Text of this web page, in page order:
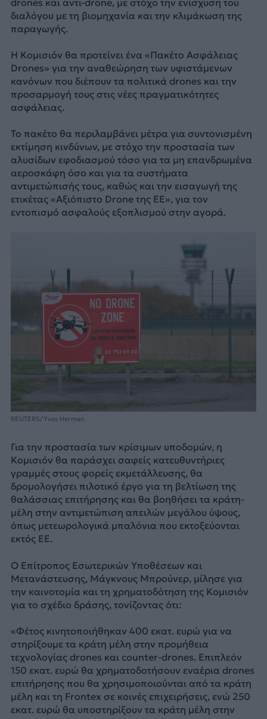
διαλόγου με τη βιομηχανία και την κλιμάκωση της
παραγωγής.
Η Κομισιόν θα προτείνει ένα «Πακέτο Ασφάλειας
Drones» για την αναθεώρηση των υφιστάμενων
κανόνων που διέπουν τα πολιτικά drones και την
προσαρμογή τους στις νέες πραγματικότητες
ασφάλειας.
Το πακέτο θα περιλαμβάνει μέτρα για συντονισμένη
εκτίμηση κινδύνων, με στόχο την προστασία των
αλυσίδων εφοδιασμού τόσο για τα μη επανδρωμένα
αεροσκάφη όσο και για τα συστήματα
αντιμετώπισής τους, καθώς και την εισαγωγή της
ετικέτας «Αξιόπιστο Drone της ΕΕ», για τον
εντοπισμό ασφαλούς εξοπλισμού στην αγορά.
REUTERS/Yves Herman
Για την προστασία των κρίσιμων υποδομών, η
Κομισιόν θα παράσχει σαφείς κατευθυντήριες
γραμμές στους φορείς εκμετάλλευσης, θα
δρομολογήσει πιλοτικό έργο για τη βελτίωση της
θαλάσσιας επιτήρησης και θα βοηθήσει τα κράτη-
μέλη στην αντιμετώπιση απειλών μεγάλου ύψους,
όπως μετεωρολογικά μπαλόνια που εκτοξεύονται
εκτός ΕΕ.
Ο Επίτροπος Εσωτερικών Υποθέσεων και
Μετανάστευσης, Μάγκνους Μπρούνερ, μίλησε για
την καινοτομία και τη χρηματοδότηση της Κομισιόν
για το σχέδιο δράσης, τονίζοντας ότι:
«Φέτος κινητοποιήθηκαν 400 εκατ. ευρώ για να
στηρίξουμε τα κράτη μέλη στην προμήθεια
τεχνολογίας drones και counter-drones. Επιπλεόν
150 εκατ. ευρώ θα χρηματοδοτήσουν εναέρια drones
επιτήρησης που θα χρησιμοποιούνται από τα κράτη
μέλη και τη Frontex σε κοινές επιχειρήσεις, ενώ 250
εκατ. ευρώ θα υποστηρίξουν τα κράτη μέλη στην